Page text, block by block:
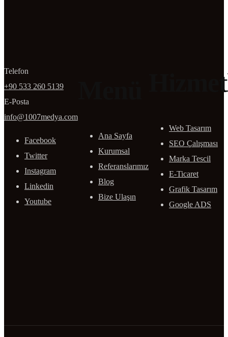
Telefon
+90 533 260 5139
E-Posta
info@1007medya.com
Facebook
Twitter
Instagram
Linkedin
Youtube
Ana Sayfa
Kurumsal
Referanslarımız
Blog
Bize Ulaşın
Web Tasarım
SEO Çalışması
Marka Tescil
E-Ticaret
Grafik Tasarım
Google ADS